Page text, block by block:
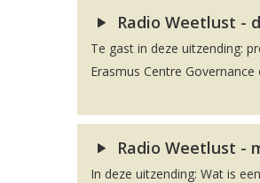
Radio Weetlust -
Te gast in deze uitzending:
Erasmus Centre
Radio Weetlust -
In deze uitzending: Wat is